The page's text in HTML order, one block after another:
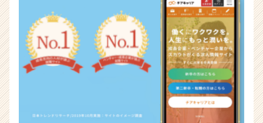
活
サ
イ
ト
ャ